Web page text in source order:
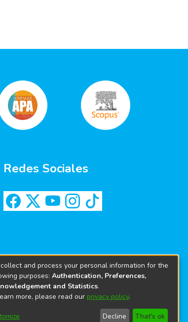
Redes Sociales
and process your personal information for the
purposes: Authentication, Preferences,
and Statistics.
more, please read our privacy policy.
Decline That's ok